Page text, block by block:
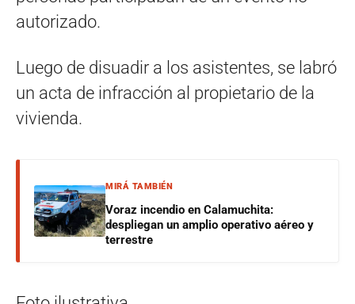
autorizado.
Luego de disuadir a los asistentes, se labró
un acta de infracción al propietario de la
vivienda.
MIRÁ TAMBIÉN
Voraz incendio en Calamuchita:
despliegan un amplio operativo aéreo y
terrestre